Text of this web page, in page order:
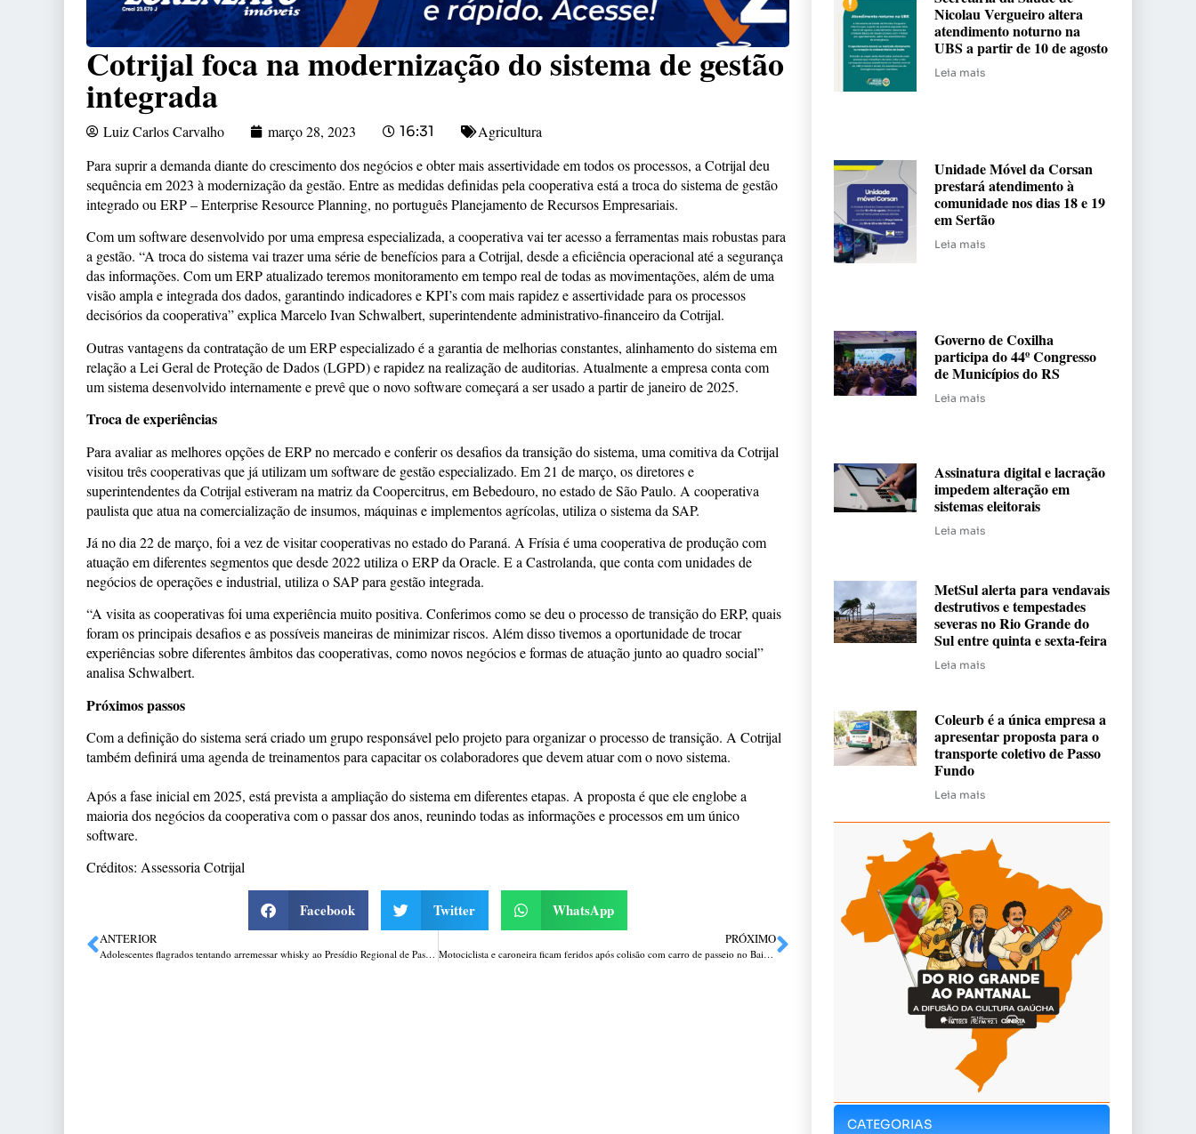
Cotrijal foca na modernização do sistema de gestão
integrada
Luiz Carlos Carvalho março 28, 2023 16:31
Agricultura
Para suprir a demanda diante do crescimento dos negócios e obter mais assertividade em todos os processos, a Cotrijal deu
sequência em 2023 à modernização da gestão. Entre as medidas definidas pela cooperativa está a troca do sistema de gestão
integrado ou ERP – Enterprise Resource Planning, no português Planejamento de Recursos Empresariais.
Com um software desenvolvido por uma empresa especializada, a cooperativa vai ter acesso a ferramentas mais robustas para
a gestão. “A troca do sistema vai trazer uma série de benefícios para a Cotrijal, desde a eficiência operacional até a segurança
das informações. Com um ERP atualizado teremos monitoramento em tempo real de todas as movimentações, além de uma
visão ampla e integrada dos dados, garantindo indicadores e KPI’s com mais rapidez e assertividade para os processos
decisórios da cooperativa” explica Marcelo Ivan Schwalbert, superintendente administrativo-financeiro da Cotrijal.
Outras vantagens da contratação de um ERP especializado é a garantia de melhorias constantes, alinhamento do sistema em
relação a Lei Geral de Proteção de Dados (LGPD) e rapidez na realização de auditorias. Atualmente a empresa conta com
um sistema desenvolvido internamente e prevê que o novo software começará a ser usado a partir de janeiro de 2025.
Troca de experiências
Para avaliar as melhores opções de ERP no mercado e conferir os desafios da transição do sistema, uma comitiva da Cotrijal
visitou três cooperativas que já utilizam um software de gestão especializado. Em 21 de março, os diretores e
superintendentes da Cotrijal estiveram na matriz da Coopercitrus, em Bebedouro, no estado de São Paulo. A cooperativa
paulista que atua na comercialização de insumos, máquinas e implementos agrícolas, utiliza o sistema da SAP.
Já no dia 22 de março, foi a vez de visitar cooperativas no estado do Paraná. A Frísia é uma cooperativa de produção com
atuação em diferentes segmentos que desde 2022 utiliza o ERP da Oracle. E a Castrolanda, que conta com unidades de
negócios de operações e industrial, utiliza o SAP para gestão integrada.
“A visita as cooperativas foi uma experiência muito positiva. Conferimos como se deu o processo de transição do ERP, quais
foram os principais desafios e as possíveis maneiras de minimizar riscos. Além disso tivemos a oportunidade de trocar
experiências sobre diferentes âmbitos das cooperativas, como novos negócios e formas de atuação junto ao quadro social”
analisa Schwalbert.
Próximos passos
Com a definição do sistema será criado um grupo responsável pelo projeto para organizar o processo de transição. A Cotrijal
também definirá uma agenda de treinamentos para capacitar os colaboradores que devem atuar com o novo sistema.
Após a fase inicial em 2025, está prevista a ampliação do sistema em diferentes etapas. A proposta é que ele englobe a
maioria dos negócios da cooperativa com o passar dos anos, reunindo todas as informações e processos em um único
software.
Créditos: Assessoria Cotrijal
Facebook Twitter WhatsApp
ANTERIOR
Adolescentes flagrados tentando arremessar whisky ao Presídio Regional de Passo Fundo
PRÓXIMO
Motociclista e caroneira ficam feridos após colisão com carro de passeio no Bairro Petrópolis
Nicolau Vergueiro altera
atendimento noturno na
UBS a partir de 10 de agosto
Leia mais
Unidade Móvel da Corsan
prestará atendimento à
comunidade nos dias 18 e 19
em Sertão
Leia mais
Governo de Coxilha
participa do 44º Congresso
de Municípios do RS
Leia mais
Assinatura digital e lacração
impedem alteração em
sistemas eleitorais
Leia mais
MetSul alerta para vendavais
destrutivos e tempestades
severas no Rio Grande do
Sul entre quinta e sexta-feira
Leia mais
Coleurb é a única empresa a
apresentar proposta para o
transporte coletivo de Passo
Fundo
Leia mais
CATEGORIAS